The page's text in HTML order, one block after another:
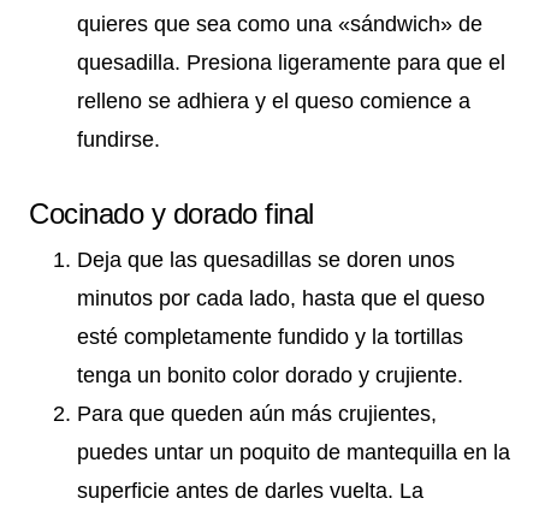
quieres que sea como una «sándwich» de
quesadilla. Presiona ligeramente para que el
relleno se adhiera y el queso comience a
fundirse.
Cocinado y dorado final
Deja que las quesadillas se doren unos
minutos por cada lado, hasta que el queso
esté completamente fundido y la tortillas
tenga un bonito color dorado y crujiente.
Para que queden aún más crujientes,
puedes untar un poquito de mantequilla en la
superficie antes de darles vuelta. La